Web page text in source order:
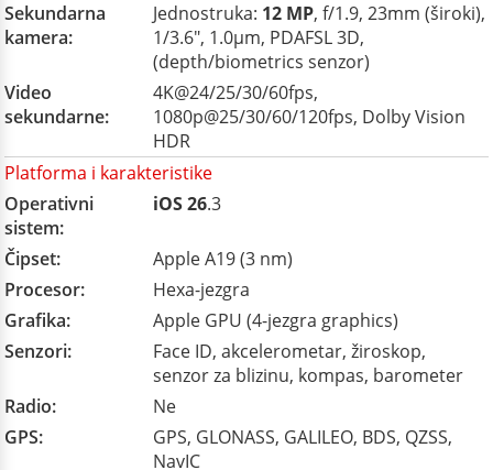
Sekundarna
kamera:
Jednostruka: 12 MP, f/1.9, 23mm (široki),
1/3.6", 1.0µm, PDAFSL 3D,
(depth/biometrics senzor)
Video
sekundarne:
4K@24/25/30/60fps,
1080p@25/30/60/120fps, Dolby Vision
HDR
Platforma i karakteristike
Operativni
sistem:
iOS 26.3
Čipset:
Apple A19 (3 nm)
Procesor:
Hexa-jezgra
Grafika:
Apple GPU (4-jezgra graphics)
Senzori:
Face ID, akcelerometar, žiroskop,
senzor za blizinu, kompas, barometer
Radio:
Ne
GPS:
GPS, GLONASS, GALILEO, BDS, QZSS,
NavIC